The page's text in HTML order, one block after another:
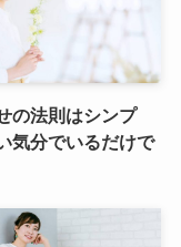
の法則はシンプ
気分でいるだけで